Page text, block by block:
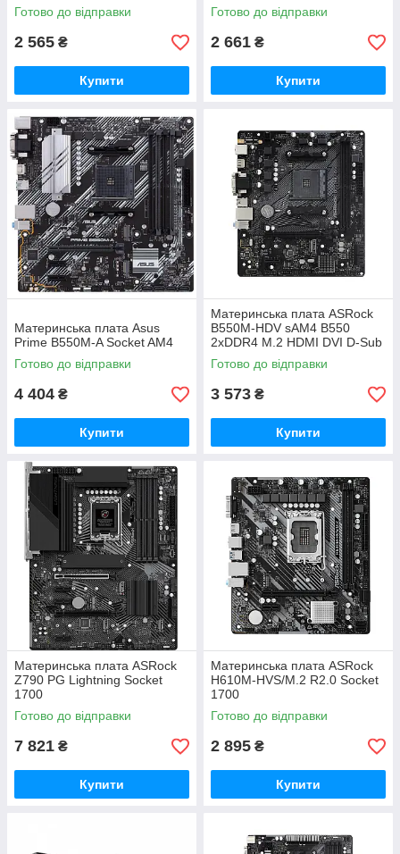
Готово до відправки
2 565 ₴
Купити
Готово до відправки
2 661 ₴
Купити
Материнська плата Asus
Prime B550M-A Socket AM4
Готово до відправки
4 404 ₴
Купити
Материнська плата ASRock
B550M-HDV sAM4 B550
2xDDR4 M.2 HDMI DVI D-Sub
mATX (B550M-HDV)
Готово до відправки
3 573 ₴
Купити
Материнська плата ASRock
Z790 PG Lightning Socket
1700
Готово до відправки
7 821 ₴
Купити
Материнська плата ASRock
H610M-HVS/M.2 R2.0 Socket
1700
Готово до відправки
2 895 ₴
Купити